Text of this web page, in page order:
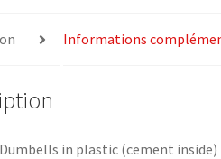
Informations
in plastic (cement inside)